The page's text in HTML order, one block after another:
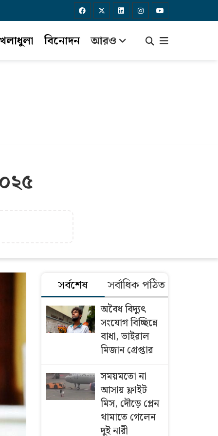
বিনোদন আরও
সর্বশেষ সর্বাধিক পঠিত
অবৈধ বিদ্যুৎ
সংযোগ বিচ্ছিন্নে
বাধা, ভাইরাল
মিজান গ্রেপ্তার
সময়মতো না
আসায় ফ্লাইট
মিস, দৌড়ে প্লেন
থামাতে গেলেন
দুই নারী